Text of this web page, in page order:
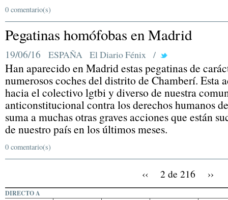
0 comentario(s)
Pegatinas homófobas en Madrid
19/06/16 ESPAÑA El Diario Fénix /
Han aparecido en Madrid estas pegatinas de
numerosos coches del distrito de Chamberí. Esta
hacia el colectivo lgtbi y diverso de nuestra
anticonstitucional contra los derechos humanos
suma a muchas otras graves acciones que están
de nuestro país en los últimos meses.
0 comentario(s)
‹‹ 2 de 216 ››
DIRECTO A